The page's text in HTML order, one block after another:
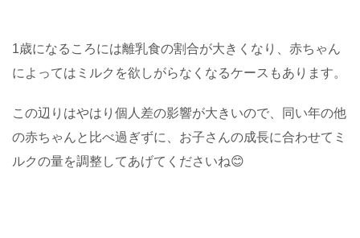
1歳になるころには離乳食の割合が大きくなり、赤ちゃん
によってはミルクを欲しがらなくなるケースもあります。
この辺りはやはり個人差の影響が大きいので、同い年の他
の赤ちゃんと比べ過ぎずに、お子さんの成長に合わせてミ
ルクの量を調整してあげてくださいね😊